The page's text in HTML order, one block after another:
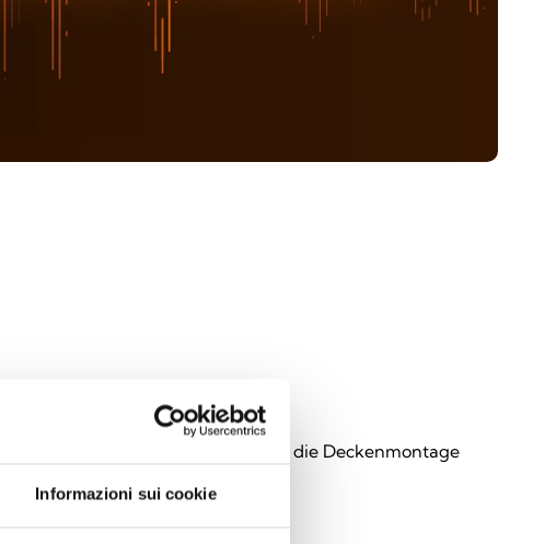
Informazioni sui cookie
Optisch-akustischer Signalgeber für die Deckenmontage